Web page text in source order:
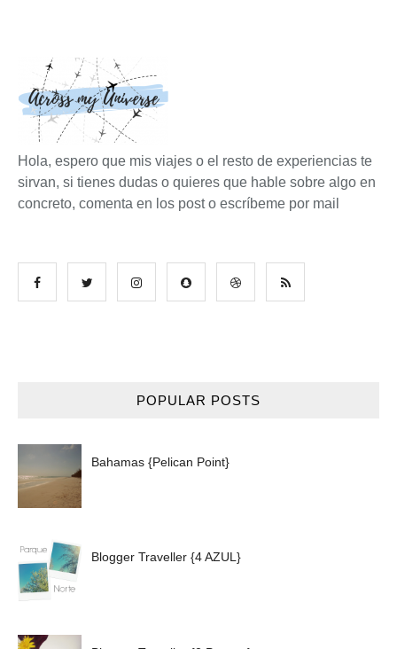
Hola, espero que mis viajes o el resto de experiencias te
sirvan, si tienes dudas o quieres que hable sobre algo en
concreto, comenta en los post o escríbeme por mail
POPULAR POSTS
Bahamas {Pelican Point}
Blogger Traveller {4 AZUL}